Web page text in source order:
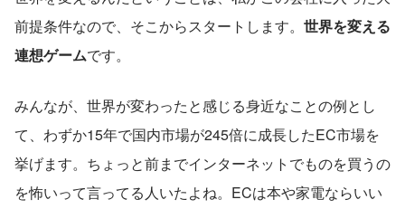
前提条件なので、そこからスタートします。 世界を変える
連想ゲームです。
みんなが、世界が変わったと感じる身近なことの例とし
て、わずか15年で国内市場が245倍に成長したEC市場を
挙げます。ちょっと前までインターネットでものを買うの
を怖いって言ってる人いたよね。ECは本や家電ならいい